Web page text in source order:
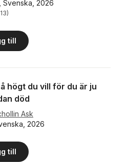
Svenska, 2026
Totalt antal röster:
13)
till
högt du vill för du är ju
död
Ask
2026
till